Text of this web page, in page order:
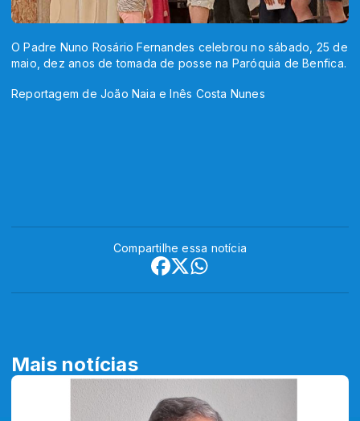
O Padre Nuno Rosário Fernandes celebrou no sábado, 25 de
maio, dez anos de tomada de posse na Paróquia de Benfica.
Reportagem de João Naia e Inês Costa Nunes
Compartilhe essa notícia
Mais notícias